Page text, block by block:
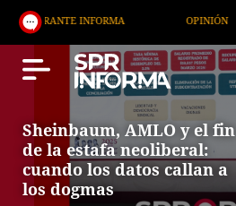
INFORMA
Sheinbaum, AMLO y el fin
de la estafa neoliberal:
cuando los datos callan a
los dogmas